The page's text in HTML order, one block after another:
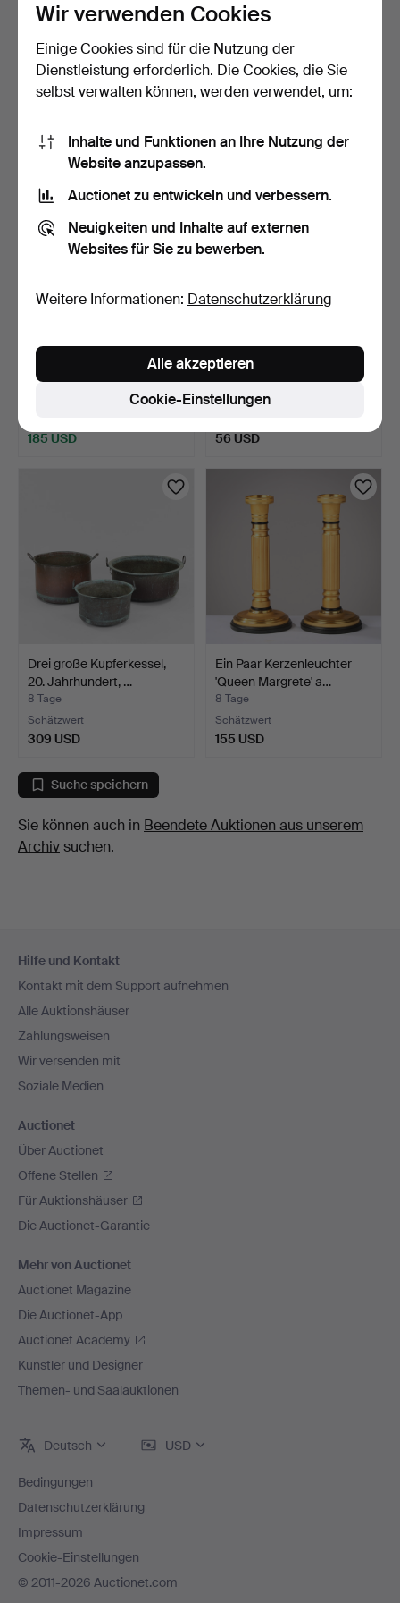
ERLING ANDERSEN
(F.1937). "Optimist" und "…
5 Tage
340 USD
NILS FOUGSTEDT.
Tablett mit Henkel, Firma…
5 Tage
463 USD
NIELS DAM RAVN. Zwei
Bronzeschalen verzier…
185 USD
ARNE JACOBSEN.
Aschenbecher aus Messing
(g…
5 Tage
56 USD
Drei große Kupferkessel,
20. Jahrhundert, …
8 Tage
Schätzwert
309 USD
Ein Paar Kerzenleuchter
'Queen Margrete' a…
8 Tage
Schätzwert
155 USD
Suche speichern
Sie können auch in Beendete Auktionen aus unserem
Archivsuchen.
Navigation
Hilfe und Kontakt
Kontakt mit dem Support aufnehmen
Alle Auktionshäuser
Zahlungsweisen
Wir versenden mit
Soziale Medien
Auctionet
Über Auctionet
Offene Stellen
Für Auktionshäuser
Die Auctionet-Garantie
Mehr von Auctionet
Auctionet Magazine
Die Auctionet-App
Auctionet Academy
Künstler und Designer
Themen- und Saalauktionen
Deutsch USD
Bedingungen
Datenschutzerklärung
Impressum
Cookie-Einstellungen
© 2011-2026 Auctionet.com
Wir verwenden Cookies
Einige Cookies sind für die Nutzung der
Dienstleistung erforderlich. Die Cookies, die Sie
selbst verwalten können, werden verwendet, um:
Inhalte und Funktionen an Ihre Nutzung der
Website anzupassen.
Auctionet zu entwickeln und verbessern.
Neuigkeiten und Inhalte auf externen
Websites für Sie zu bewerben.
Weitere Informationen: Datenschutzerklärung
Cookie-Einstellungen
Alle akzeptieren